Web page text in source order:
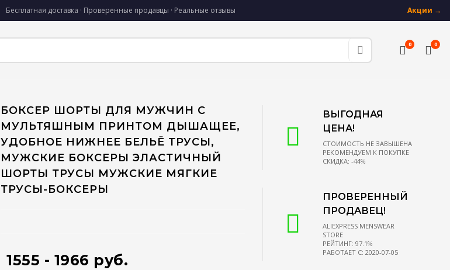
Бесплатная доставка · Проверенные продавцы · Реальные отзывы Акции →
0 0
БОКСЕР ШОРТЫ ДЛЯ МУЖЧИН С
МУЛЬТЯШНЫМ ПРИНТОМ ДЫШАЩЕЕ,
УДОБНОЕ НИЖНЕЕ БЕЛЬЁ ТРУСЫ,
МУЖСКИЕ БОКСЕРЫ ЭЛАСТИЧНЫЙ
ШОРТЫ ТРУСЫ МУЖСКИЕ МЯГКИЕ
ТРУСЫ-БОКСЕРЫ
1555 - 1966 руб.
ВЫГОДНАЯ
ЦЕНА!
СТОИМОСТЬ НЕ ЗАВЫШЕНА
РЕКОМЕНДУЕМ К ПОКУПКЕ
СКИДКА: -44%
ПРОВЕРЕННЫЙ
ПРОДАВЕЦ!
ALIEXPRESS MENSWEAR
STORE
РЕЙТИНГ: 97.1%
РАБОТАЕТ С: 2020-07-05